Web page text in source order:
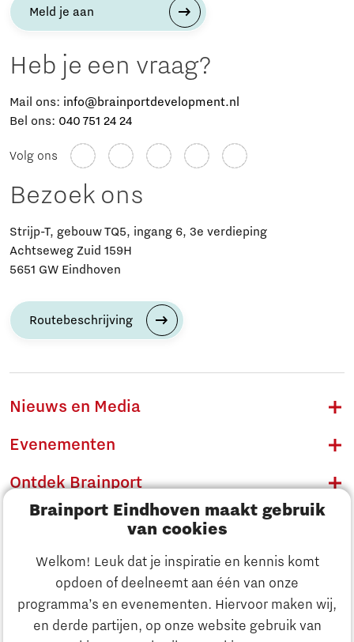
Brainport Eindhoven maakt gebruik
van cookies
Welkom! Leuk dat je inspiratie en kennis komt
opdoen of deelneemt aan één van onze
programma’s en evenementen. Hiervoor maken wij,
en derde partijen, op onze website gebruik van
Ontdek Brainport
Meld je aan
Heb je een vraag?
Mail ons: info@brainportdevelopment.nl
Bel ons: 040 751 24 24
Volg ons
Bezoek ons
Strijp-T, gebouw TQ5, ingang 6, 3e verdieping
Achtseweg Zuid 159H
5651 GW Eindhoven
Routebeschrijving
Nieuws en Media
Evenementen
Ontdek Brainport
Innovatie
Ondernemen
Onderwijs
Maatschappelijk